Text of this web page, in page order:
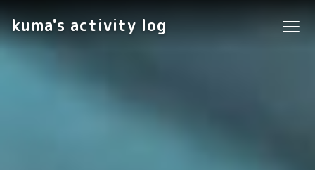
kuma's activity log